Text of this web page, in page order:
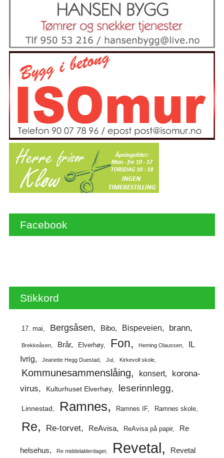
Facebook
Stikkord
17. mai Bergsåsen Bibo Bispeveien brann
Brekkeåsen Brår Elverhøy Fon Heming Olaussen
IL
Ivrig
Jeanette Hegg Duestad Jul Kirkevoll skole
Kommunesammenslåing konsert
korona-
virus
Kulturhuset Elverhøy leserinnlegg
Linnestad Ramnes Ramnes IF Ramnes skole
Re Re-torvet ReAvisa ReAvisa på papir Re
helsehus Re middelalderdager Revetal
Revetal